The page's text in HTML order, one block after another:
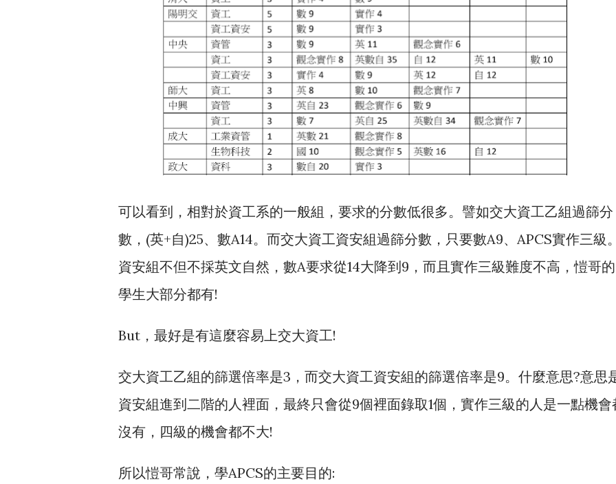
可以看到，相對於資工系的一般組，要求的分數低很多。譬如交大資工乙組過篩分
數，(英+自)25、數A14。而交大資工資安組過篩分數，只要數A9、APCS實作三級
資安組不但不採英文自然，數A要求從14大降到9，而且實作三級難度不高，愷哥的
學生大部分都有!
But，最好是有這麼容易上交大資工!
交大資工乙組的篩選倍率是3，而交大資工資安組的篩選倍率是9。什麼意思?意思
資安組進到二階的人裡面，最終只會從9個裡面錄取1個，實作三級的人是一點機會
沒有，四級的機會都不大!
所以愷哥常說，學APCS的主要目的: